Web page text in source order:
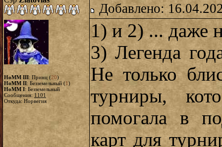
HoMM III: Принц (20)
HoMM II: Безземельный (1)
HoMM I: Безземельный
Сообщения: 1101
Откуда: Норвегия
Добавлено:
1) и 2) ... даже
3) Легенда
Не только
турниры,
помогала в
карт для